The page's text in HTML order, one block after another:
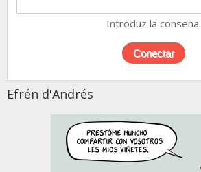
Introduz la conseña.
Efrén d'Andrés